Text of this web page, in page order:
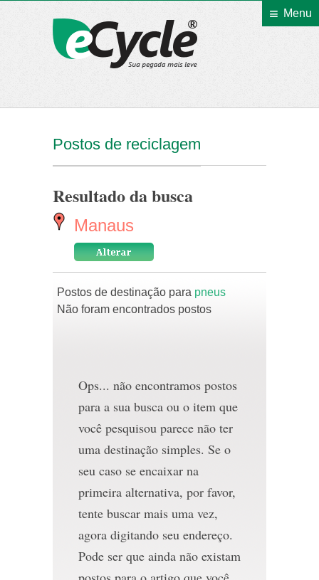
Menu
Postos de reciclagem
Resultado da busca
Manaus
Postos de destinação para pneus
Não foram encontrados postos
Ops... não encontramos postos
para a sua busca ou o item que
você pesquisou parece não ter
uma destinação simples. Se o
seu caso se encaixar na
primeira alternativa, por favor,
tente buscar mais uma vez,
agora digitando seu endereço.
Pode ser que ainda não existam